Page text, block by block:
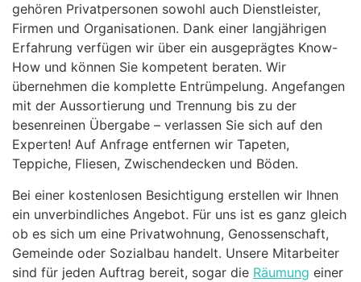
gehören Privatpersonen sowohl auch Dienstleister,
Firmen und Organisationen. Dank einer langjährigen
Erfahrung verfügen wir über ein ausgeprägtes Know-
How und können Sie kompetent beraten. Wir
übernehmen die komplette Entrümpelung. Angefangen
mit der Aussortierung und Trennung bis zu der
besenreinen Übergabe – verlassen Sie sich auf den
Experten! Auf Anfrage entfernen wir Tapeten,
Teppiche, Fliesen, Zwischendecken und Böden.
Bei einer kostenlosen Besichtigung erstellen wir Ihnen
ein unverbindliches Angebot. Für uns ist es ganz gleich
ob es sich um eine Privatwohnung, Genossenschaft,
Gemeinde oder Sozialbau handelt. Unsere Mitarbeiter
sind für jeden Auftrag bereit, sogar die Räumung einer